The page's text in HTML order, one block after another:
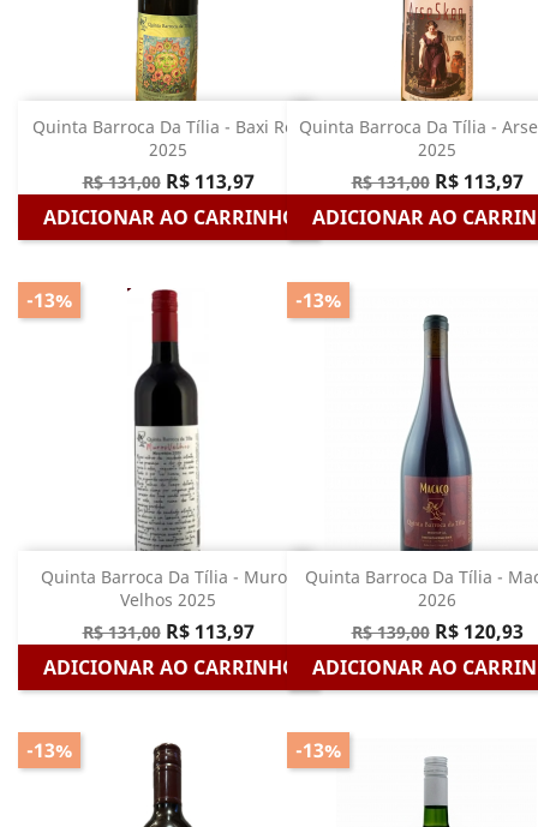
Quinta Barroca Da Tília - Baxi Ren
2025
R$ 131,00 R$ 113,97
ADICIONAR AO CARRINHO
Quinta Barroca Da Tília -
2025
R$ 131,00 R$ 113,97
ADICIONAR AO
Quinta Barroca Da Tília - Muros
Velhos 2025
R$ 131,00 R$ 113,97
ADICIONAR AO CARRINHO
-13%
Quinta Barroca Da Tília -
2026
R$ 139,00 R$ 120,93
ADICIONAR AO
-13%
-13% -13%